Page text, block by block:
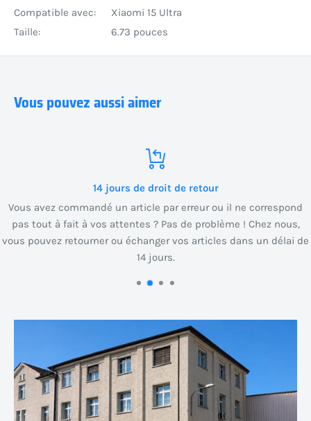
Compatible avec:
Xiaomi 15 Ultra
Taille:
6.73 pouces
Vous pouvez aussi aimer
14 jours de droit de retour
Vous avez commandé un article par erreur ou il ne correspond
pas tout à fait à vos attentes ? Pas de problème ! Chez nous,
vous pouvez retourner ou échanger vos articles dans un délai de
14 jours.